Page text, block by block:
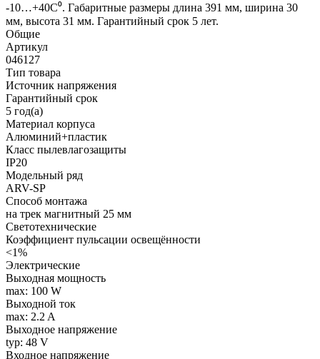
-10…+40C⁰. Габаритные размеры длина 391 мм, ширина 30
мм, высота 31 мм. Гарантийный срок 5 лет.
Общие
Артикул
046127
Тип товара
Источник напряжения
Гарантийный срок
5 год(а)
Материал корпуса
Алюминий+пластик
Класс пылевлагозащиты
IP20
Модельный ряд
ARV-SP
Способ монтажа
на трек магнитный 25 мм
Светотехнические
Коэффициент пульсации освещённости
<1%
Электрические
Выходная мощность
max: 100 W
Выходной ток
max: 2.2 A
Выходное напряжение
typ: 48 V
Входное напряжение